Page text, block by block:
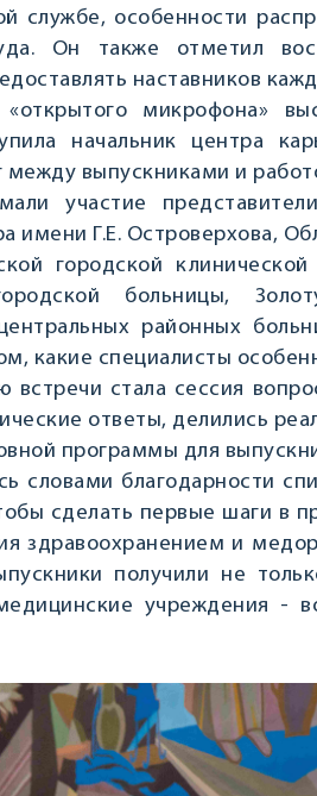
службе, особенности
Он также отметил
наставников
микрофона»
начальник центра
между выпускниками и
участие
имени Г.Е. Островерхова,
городской
больницы,
районных
какие специалисты
встречи стала сессия
ответы, делились
программы для
словами благодарности
сделать первые шаги в
здравоохранением и
получили не
учреждения -